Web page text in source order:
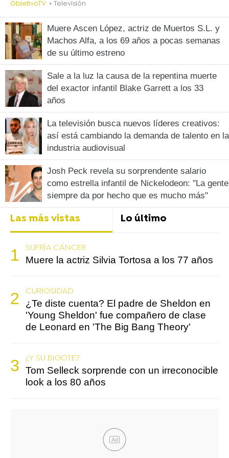
ObjetivoTV » Televisión
Muere Ascen López, actriz de Muertos S.L. y
Machos Alfa, a los 69 años a pocas semanas
de su último estreno
Sale a la luz la causa de la repentina muerte
del exactor infantil Blake Garrett a los 33
años
La televisión busca nuevos líderes creativos:
así está cambiando la demanda de talento en la
industria audiovisual
Josh Peck revela su sorprendente salario
como estrella infantil de Nickelodeon: "La gente
siempre da por hecho que es mucho más"
Las más vistas Lo último
SUFRÍA CÁNCER
Muere la actriz Silvia Tortosa a los 77 años
CURIOSIDAD
¿Te diste cuenta? El padre de Sheldon en
'Young Sheldon' fue compañero de clase
de Leonard en 'The Big Bang Theory'
¿Y SU BIGOTE?
Tom Selleck sorprende con un irreconocible
look a los 80 años
Ad